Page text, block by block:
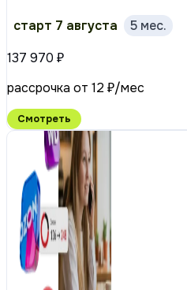
старт 7 августа
5 мес.
137 970 ₽
рассрочка от 12 ₽/мес
Смотреть